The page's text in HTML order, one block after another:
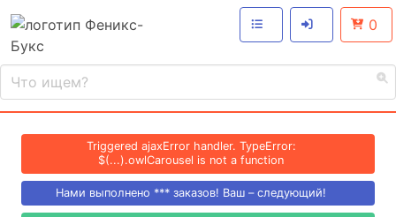
0
Triggered ajaxError handler. TypeError:
$(...).owlCarousel is not a function
Нами выполнено *** заказов! Ваш – следующий!